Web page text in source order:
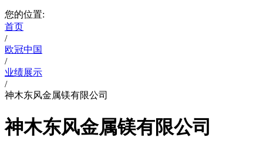
您的位置:
首页
/
欧冠中国
/
业绩展示
/
神木东风金属镁有限公司
神木东风金属镁有限公司